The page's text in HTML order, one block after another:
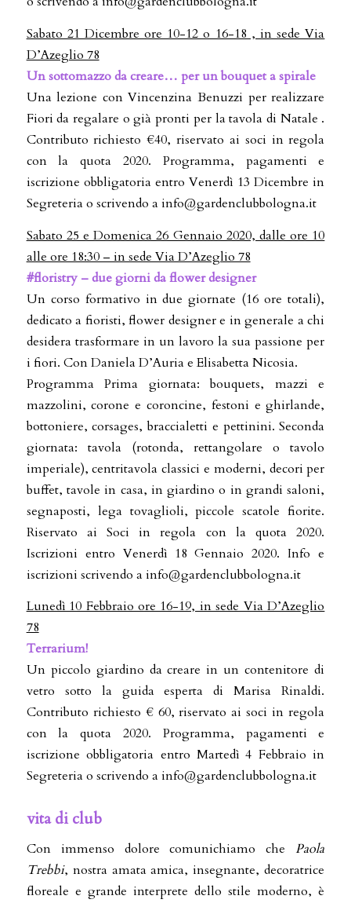
Sabato 21 Dicembre ore 10-12 o 16-18 , in sede Via
D’Azeglio 78
Un sottomazzo da creare… per un bouquet a spirale
Una lezione con Vincenzina Benuzzi per realizzare
Fiori da regalare o già pronti per la tavola di Natale .
Contributo richiesto €40, riservato ai soci in regola
con la quota 2020. Programma, pagamenti e
iscrizione obbligatoria entro Venerdì 13 Dicembre in
Segreteria o scrivendo a info@gardenclubbologna.it
Sabato 25 e Domenica 26 Gennaio 2020, dalle ore 10
alle ore 18:30 – in sede Via D’Azeglio 78
#floristry – due giorni da flower designer
Un corso formativo in due giornate (16 ore totali),
dedicato a fioristi, flower designer e in generale a chi
desidera trasformare in un lavoro la sua passione per
i fiori. Con Daniela D’Auria e Elisabetta Nicosia.
Programma Prima giornata: bouquets, mazzi e
mazzolini, corone e coroncine, festoni e ghirlande,
bottoniere, corsages, braccialetti e pettinini. Seconda
giornata: tavola (rotonda, rettangolare o tavolo
imperiale), centritavola classici e moderni, decori per
buffet, tavole in casa, in giardino o in grandi saloni,
segnaposti, lega tovaglioli, piccole scatole fiorite.
Riservato ai Soci in regola con la quota 2020.
Iscrizioni entro Venerdì 18 Gennaio 2020. Info e
iscrizioni scrivendo a info@gardenclubbologna.it
Lunedì 10 Febbraio ore 16-19, in sede Via D’Azeglio
78
Terrarium!
Un piccolo giardino da creare in un contenitore di
vetro sotto la guida esperta di Marisa Rinaldi.
Contributo richiesto € 60, riservato ai soci in regola
con la quota 2020. Programma, pagamenti e
iscrizione obbligatoria entro Martedì 4 Febbraio in
Segreteria o scrivendo a info@gardenclubbologna.it
vita di club
Con immenso dolore comunichiamo che Paola
Trebbi, nostra amata amica, insegnante, decoratrice
floreale e grande interprete dello stile moderno, è